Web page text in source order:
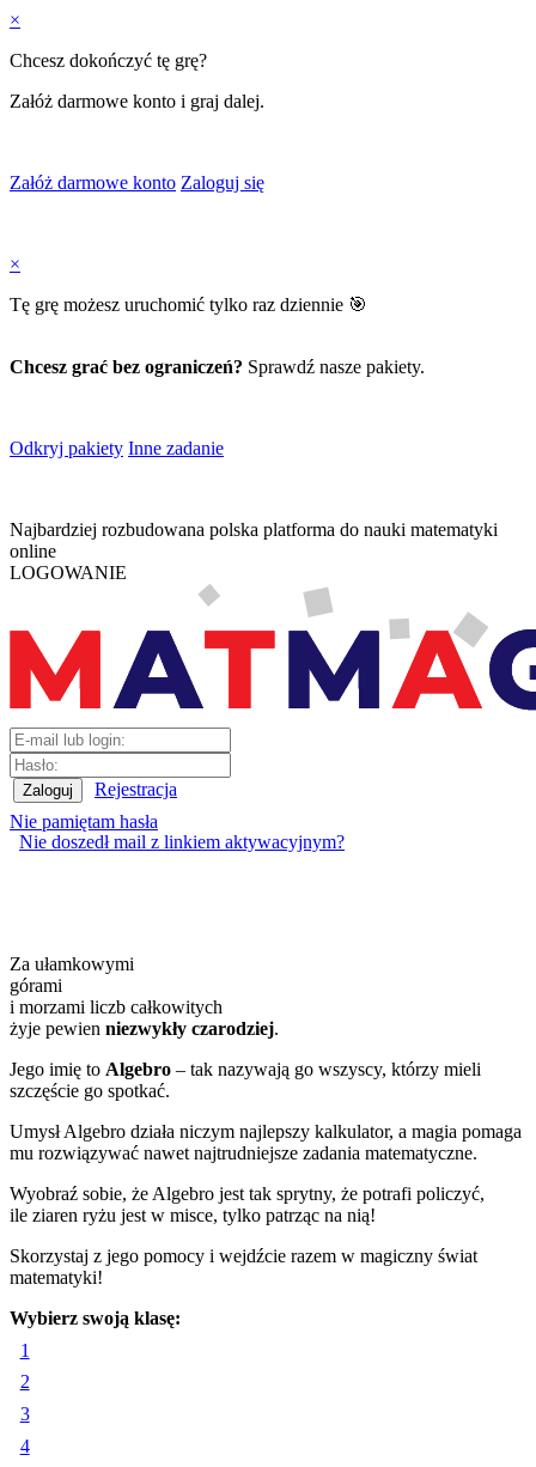
×
Chcesz dokończyć tę grę?
Załóż darmowe konto i graj dalej.
Załóż darmowe konto Zaloguj się
×
Tę grę możesz uruchomić tylko raz dziennie 🎯
Chcesz grać bez ograniczeń? Sprawdź nasze pakiety.
Odkryj pakiety Inne zadanie
Najbardziej rozbudowana polska platforma do nauki matematyki
online
LOGOWANIE
Rejestracja
Nie pamiętam hasła
Nie doszedł mail z linkiem aktywacyjnym?
Za ułamkowymi
górami
i morzami liczb całkowitych
żyje pewien niezwykły czarodziej.
Jego imię to Algebro – tak nazywają go wszyscy, którzy mieli
szczęście go spotkać.
Umysł Algebro działa niczym najlepszy kalkulator, a magia pomaga
mu rozwiązywać nawet najtrudniejsze zadania matematyczne.
Wyobraź sobie, że Algebro jest tak sprytny, że potrafi policzyć,
ile ziaren ryżu jest w misce, tylko patrząc na nią!
Skorzystaj z jego pomocy i wejdźcie razem w magiczny świat
matematyki!
Wybierz swoją klasę:
1
2
3
4